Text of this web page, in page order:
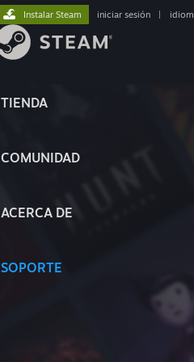
TIENDA
COMUNIDAD
ACERCA DE
SOPORTE
Instalar Steam iniciar sesión